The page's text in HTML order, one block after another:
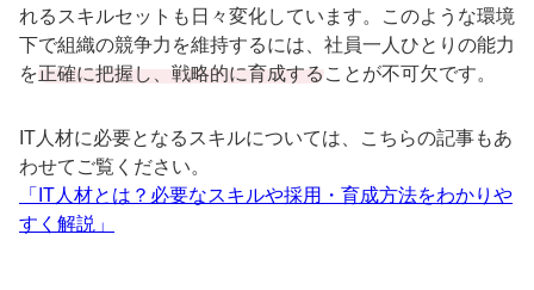
れるスキルセットも日々変化しています。このような環境
下で組織の競争力を維持するには、社員一人ひとりの能力
を正確に把握し、戦略的に育成する ことが不可欠です。
IT 人材に必要となるスキルについては、こちらの記事もあ
わせてご覧ください。
「IT人材とは？必要なスキルや採用・育成方法をわかりや
すく解説」